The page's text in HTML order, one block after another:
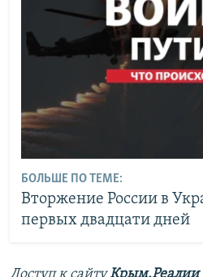
БОЛЬШЕ ПО ТЕМЕ:
Вторжение России в
первых двадцати дней
Доступ к сайтуКрым.Реалии